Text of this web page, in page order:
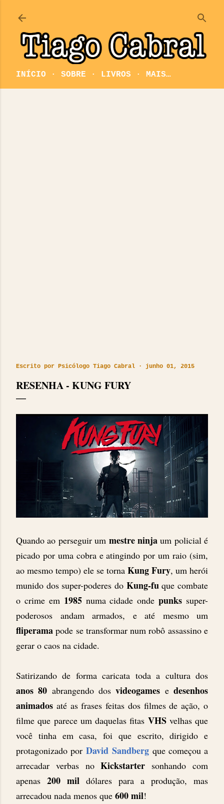
INÍCIO SOBRE LIVROS MAIS…
Escrito por Psicólogo Tiago Cabral junho 01, 2015
RESENHA - KUNG FURY
Quando ao perseguir um mestre ninjaum policial é
picado por uma cobra e atingindo por um raio (sim,
ao mesmo tempo) ele se torna Kung Fury, um herói
munido dos super-poderes do Kung-fu que combate
o crime em 1985numa cidade ondepunks super-
poderosos andam armados, e até mesmo um
fliperamapode se transformar num robô assassino e
gerar o caos na cidade.
Satirizando de forma caricata toda a cultura dos
anos 80 abrangendo dosvideogames edesenhos
animados até as frases feitas dos filmes de ação, o
filme que parece um daquelas fitas VHS velhas que
você tinha em casa, foi que escrito, dirigido e
protagonizado porDavid Sandbergque começou a
arrecadar verbas noKickstarter sonhando com
apenas 200 mil dólares para a produção, mas
arrecadou nada menos que 600 mil!